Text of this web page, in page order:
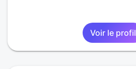
Voir le profil